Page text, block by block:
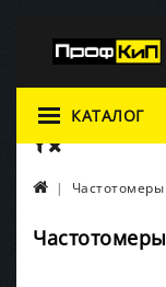
КАТАЛОГ
Частотомеры
Частотомеры